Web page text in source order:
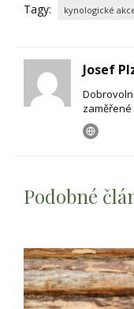
Tagy: kynologické
Josef
Podobné